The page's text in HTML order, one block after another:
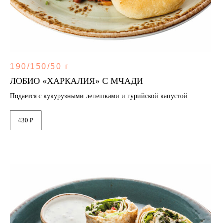
190/150/50 г
ЛОБИО «ХАРКАЛИЯ» С МЧАДИ
Подается с кукурузными лепешками и гурийской капустой
430 ₽